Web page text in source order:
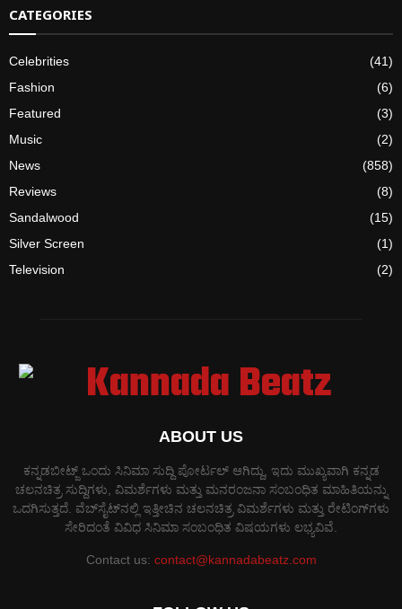
CATEGORIES
Celebrities
(41)
Fashion
(6)
Featured
(3)
Music
(2)
News
(858)
Reviews
(8)
Sandalwood
(15)
Silver Screen
(1)
Television
(2)
ABOUT US
ಕನ್ನಡಬೀಟ್ಜ್ ಒಂದು ಸಿನಿಮಾ ಸುದ್ದಿ ಪೋರ್ಟಲ್ ಆಗಿದ್ದು, ಇದು ಮುಖ್ಯವಾಗಿ ಕನ್ನಡ
ಚಲನಚಿತ್ರ ಸುದ್ದಿಗಳು, ವಿಮರ್ಶೆಗಳು ಮತ್ತು ಮನರಂಜನಾ ಸಂಬಂಧಿತ ಮಾಹಿತಿಯನ್ನು
ಒದಗಿಸುತ್ತದೆ. ವೆಬ್‌ಸೈಟ್‌ನಲ್ಲಿ ಇತ್ತೀಚಿನ ಚಲನಚಿತ್ರ ವಿಮರ್ಶೆಗಳು ಮತ್ತು ರೇಟಿಂಗ್‌ಗಳು
ಸೇರಿದಂತೆ ವಿವಿಧ ಸಿನಿಮಾ ಸಂಬಂಧಿತ ವಿಷಯಗಳು ಲಭ್ಯವಿವೆ.
Contact us: contact@kannadabeatz.com